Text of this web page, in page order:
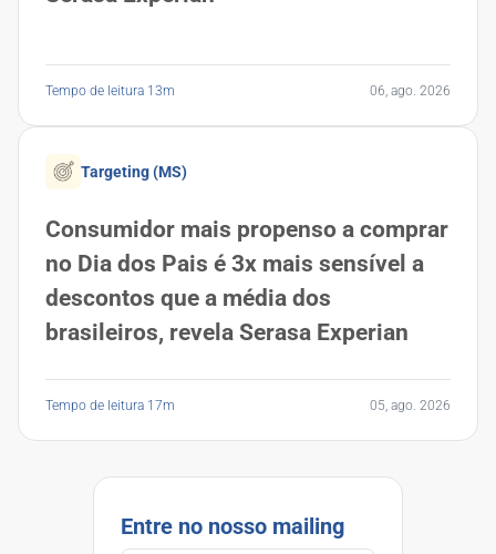
Tempo de leitura 13m 06, ago. 2026
Targeting (MS)
Consumidor mais propenso a comprar
no Dia dos Pais é 3x mais sensível a
descontos que a média dos
brasileiros, revela Serasa Experian
Tempo de leitura 17m 05, ago. 2026
Entre no nosso mailing